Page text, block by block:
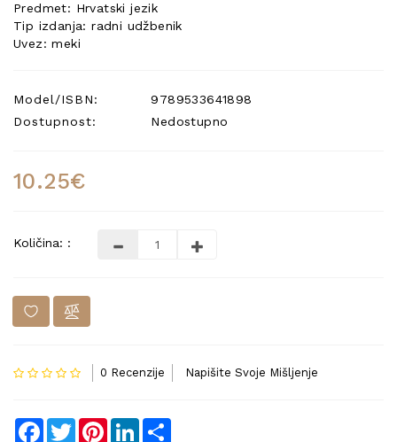
Predmet: Hrvatski jezik
Tip izdanja: radni udžbenik
Uvez: meki
Model/ISBN:
9789533641898
Dostupnost:
Nedostupno
10.25€
Količina: :
0 Recenzije Napišite Svoje Mišljenje
Facebook
TwitterPinterestLinkedIn